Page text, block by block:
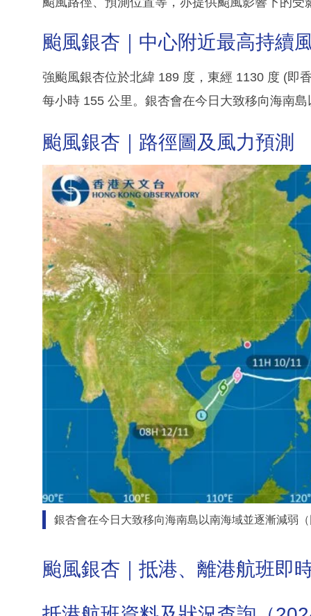
颱風銀杏｜中心附近最高持續
強颱風銀杏位於北緯 189 度，東經 1130 度 (即
每小時 155 公里。銀杏會在今日大致移向海南
颱風銀杏｜路徑圖及風力預測
銀杏會在今日大致移向海南島以南海域並逐漸減弱
颱風銀杏｜抵港、離港航班即